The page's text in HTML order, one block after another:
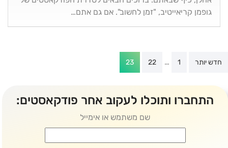
גופמן קריאייטיב, "זמן לחשוב". אם גם אתם…
Posts
pagination
חדש יותר 1
…
22
23
התחברו ותוכלו לעקוב אחר פודקאסטים:
שם משתמש או אימייל